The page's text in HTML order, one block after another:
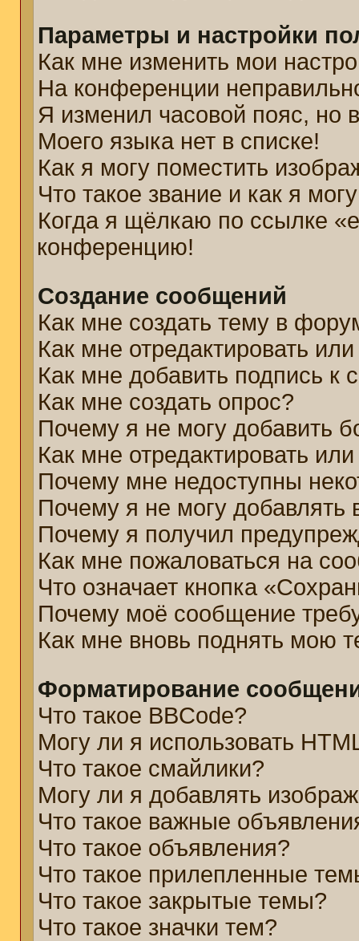
Параметры и настройки
Как мне изменить мои
На конференции
Я изменил часовой пояс, но
Моего языка нет в списке!
Как я могу поместить
Что такое звание и как я
Когда я щёлкаю по ссылке
конференцию!
Создание сообщений
Как мне создать тему в
Как мне отредактировать
Как мне добавить подпись
Как мне создать опрос?
Почему я не могу добавить
Как мне отредактировать
Почему мне недоступны
Почему я не могу добавлять
Почему я получил
Как мне пожаловаться на
Что означает кнопка
Почему моё сообщение
Как мне вновь поднять мою
Форматирование
Что такое BBCode?
Могу ли я использовать
Что такое смайлики?
Могу ли я добавлять
Что такое важные
Что такое объявления?
Что такое прилепленные
Что такое закрытые темы?
Что такое значки тем?